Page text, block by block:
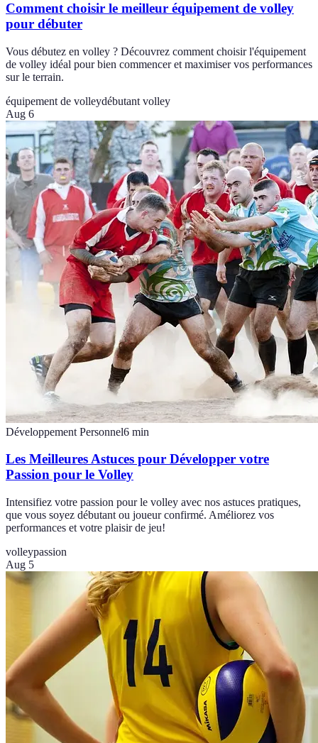
Comment choisir le meilleur équipement de volley
pour débuter
Vous débutez en volley ? Découvrez comment choisir l'équipement
de volley idéal pour bien commencer et maximiser vos performances
sur le terrain.
équipement de volleydébutant volley
Aug 6
Développement Personnel6 min
Les Meilleures Astuces pour Développer votre
Passion pour le Volley
Intensifiez votre passion pour le volley avec nos astuces pratiques,
que vous soyez débutant ou joueur confirmé. Améliorez vos
performances et votre plaisir de jeu!
volleypassion
Aug 5